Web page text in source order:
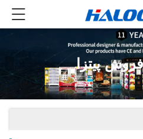
پیتزا